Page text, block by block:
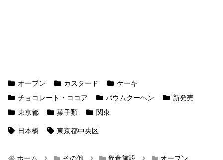
オープン カスタード
ケーキ
チョコレート・ココア
バウムクーヘン
新発売
東京都
菓子類 関東
日本橋 東京都中央区
ホーム その他 飲食施設 オープン